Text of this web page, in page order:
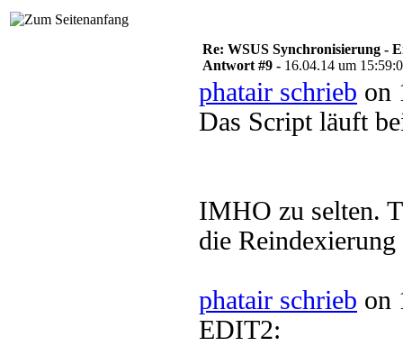
Re: WSUS Synchronisierung -
Antwort #9 - 16.04.14 um
phatair schrieb on
Das Script läuft
IMHO zu selten.
die Reindexierung
phatair schrieb on
EDIT2: